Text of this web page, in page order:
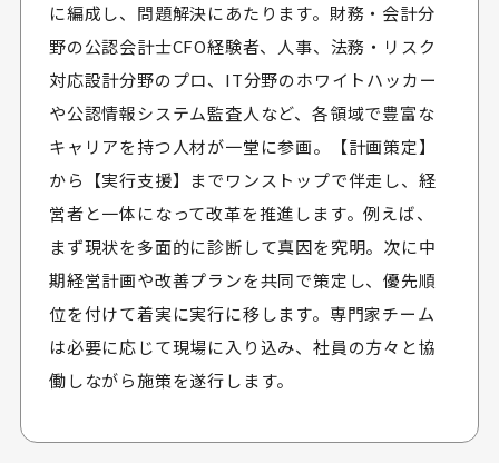
に編成し、問題解決にあたります。財務・会計分
野の公認会計士CFO経験者、人事、法務・リスク
対応設計分野のプロ、IT分野のホワイトハッカー
や公認情報システム監査人など、各領域で豊富な
キャリアを持つ人材が一堂に参画。【計画策定】
から【実行支援】までワンストップで伴走し、経
営者と一体になって改革を推進します。例えば、
まず現状を多面的に診断して真因を究明。次に中
期経営計画や改善プランを共同で策定し、優先順
位を付けて着実に実行に移します。専門家チーム
は必要に応じて現場に入り込み、社員の方々と協
働しながら施策を遂行します。